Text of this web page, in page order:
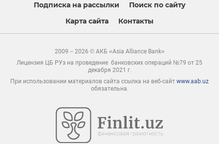
Подписка на рассылки
Поиск по сайту
Карта сайта
Контакты
2009 – 2026 © АКБ «Asia Alliance Bank»
Лицензия ЦБ РУз на проведение банковских операций №79 от 25
декабря 2021 г.
При использовании материалов сайта ссылка на веб-сайт www.aab.uz
обязательна.